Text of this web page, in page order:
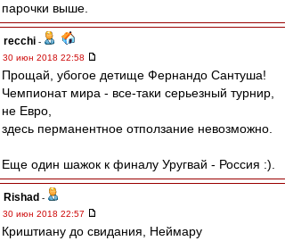
парочки выше.
recchi -
30 июн 2018 22:58
Прощай, убогое детище Фернандо Сантуша!
Чемпионат мира - все-таки серьезный турнир,
не Евро,
здесь перманентное отползание невозможно.
Еще один шажок к финалу Уругвай - Россия :).
Rishad -
30 июн 2018 22:57
Криштиану до свидания, Неймару